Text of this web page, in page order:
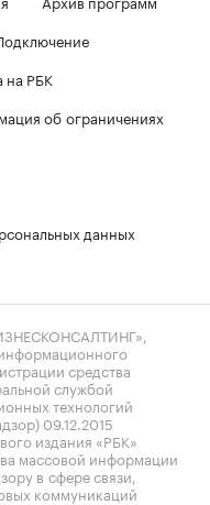
на РБК
об ограничениях
данных
средства
службой
технологий
09.12.2015
издания «РБК»
массовой информации
в сфере связи,
коммуникаций